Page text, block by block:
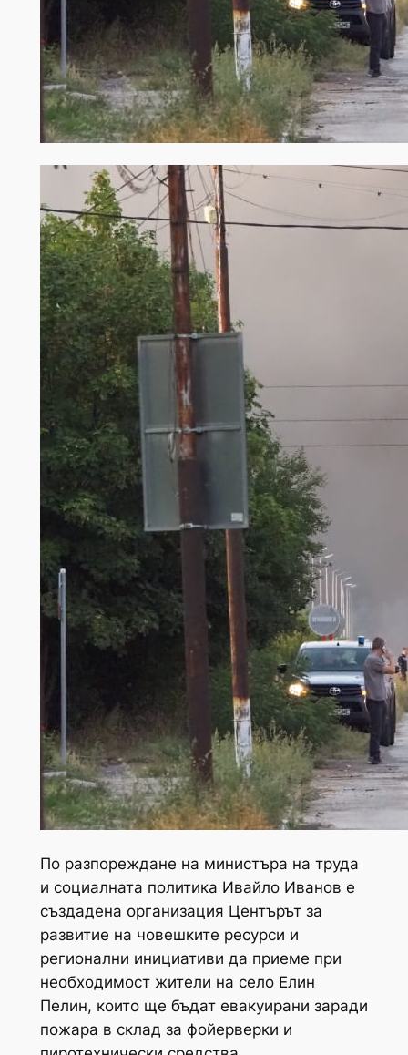
По разпореждане на министъра на труда
и социалната политика Ивайло Иванов е
създадена организация Центърът за
развитие на човешките ресурси и
регионални инициативи да приеме при
необходимост жители на село Елин
Пелин, които ще бъдат евакуирани заради
пожара в склад за фойерверки и